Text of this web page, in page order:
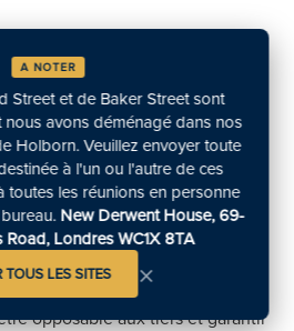
— officiellement, une sûreté
pour l'acquéreur à constituer en
les actions de la société
manque à ses obligations de
différée, le cédant peut faire
soit récupérer la propriété légale
à un tiers.
d'une société privée prend
hypothèque en équité ou
opposable aux tiers et garantir
A NOTER
Street et de Baker Street sont
avons déménagé dans nos
Holborn. Veuillez envoyer toute
à l'un ou l'autre de ces
toutes les réunions en personne
New Derwent House, 69-
Londres WC1X 8TA
TOUS LES SITES ×